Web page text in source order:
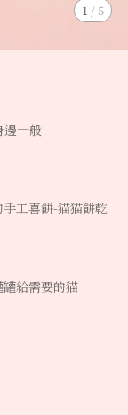
1 /5
邊一般
工喜餅-猫猫餅乾
罐給需要的猫